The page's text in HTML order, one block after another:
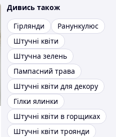
Дивись також
Гірлянди
Ранункулюс
Штучні квіти
Штучна зелень
Пампасний трава
Штучні квіти для декору
Гілки ялинки
Штучні квіти в горщиках
Штучні квіти троянди